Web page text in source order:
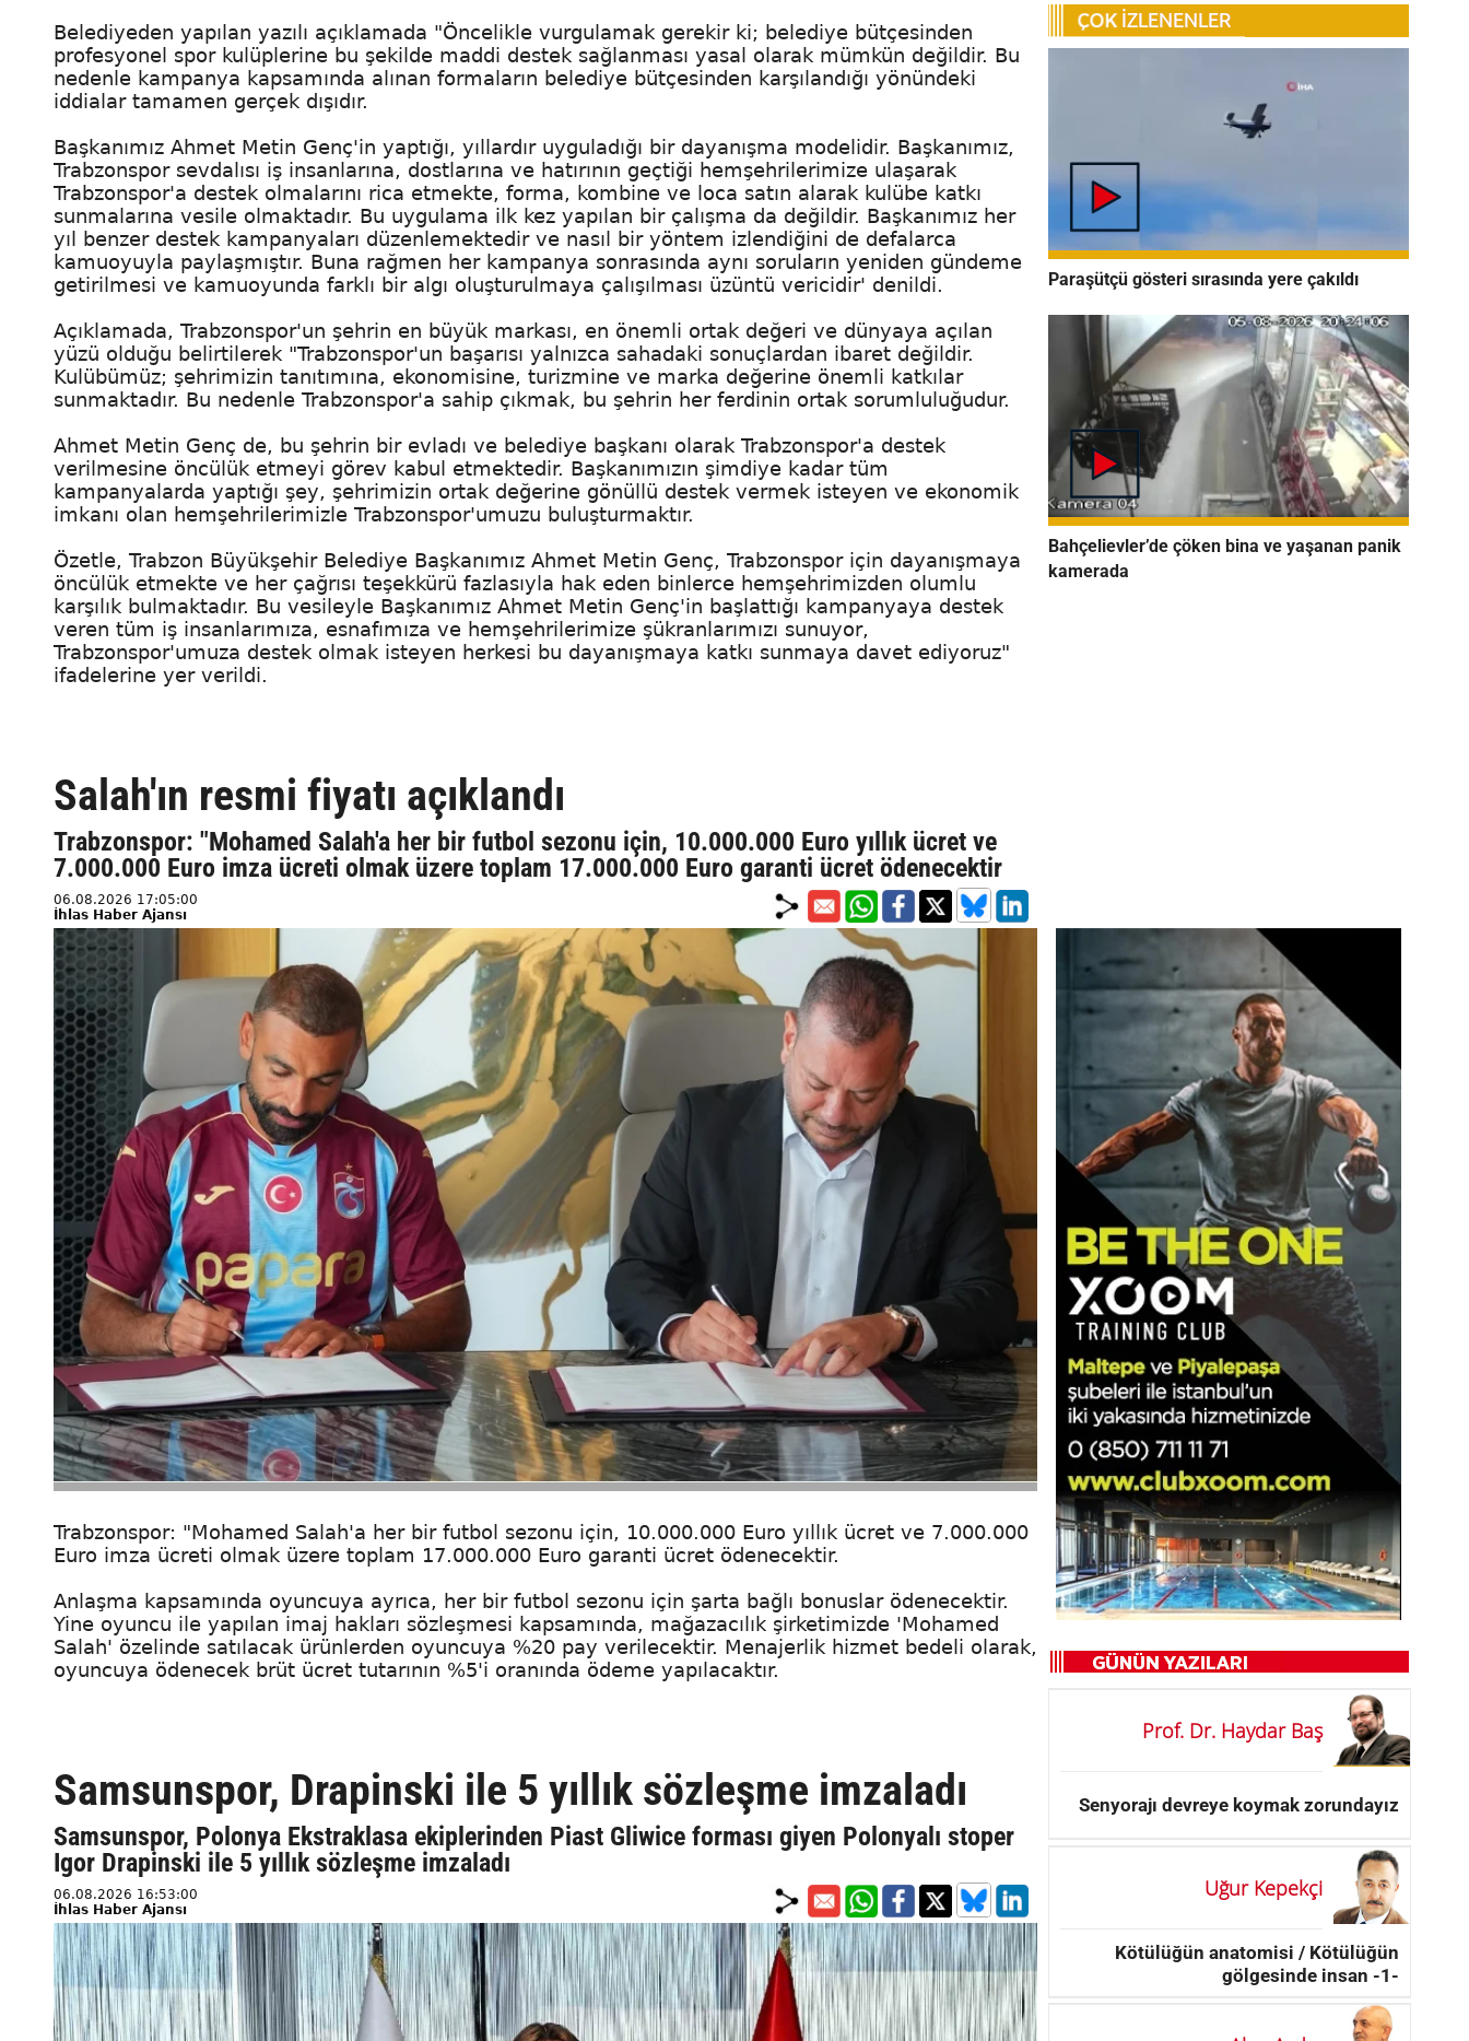
Belediyeden yapılan yazılı açıklamada "Öncelikle vurgulamak gerekir ki; belediye bütçesinden
profesyonel spor kulüplerine bu şekilde maddi destek sağlanması yasal olarak mümkün değildir. Bu
nedenle kampanya kapsamında alınan formaların belediye bütçesinden karşılandığı yönündeki
iddialar tamamen gerçek dışıdır.
Başkanımız Ahmet Metin Genç'in yaptığı, yıllardır uyguladığı bir dayanışma modelidir. Başkanımız,
Trabzonspor sevdalısı iş insanlarına, dostlarına ve hatırının geçtiği hemşehrilerimize ulaşarak
Trabzonspor'a destek olmalarını rica etmekte, forma, kombine ve loca satın alarak kulübe katkı
sunmalarına vesile olmaktadır. Bu uygulama ilk kez yapılan bir çalışma da değildir. Başkanımız her
yıl benzer destek kampanyaları düzenlemektedir ve nasıl bir yöntem izlendiğini de defalarca
kamuoyuyla paylaşmıştır. Buna rağmen her kampanya sonrasında aynı soruların yeniden gündeme
getirilmesi ve kamuoyunda farklı bir algı oluşturulmaya çalışılması üzüntü vericidir' denildi.
Açıklamada, Trabzonspor'un şehrin en büyük markası, en önemli ortak değeri ve dünyaya açılan
yüzü olduğu belirtilerek "Trabzonspor'un başarısı yalnızca sahadaki sonuçlardan ibaret değildir.
Kulübümüz; şehrimizin tanıtımına, ekonomisine, turizmine ve marka değerine önemli katkılar
sunmaktadır. Bu nedenle Trabzonspor'a sahip çıkmak, bu şehrin her ferdinin ortak sorumluluğudur.
Ahmet Metin Genç de, bu şehrin bir evladı ve belediye başkanı olarak Trabzonspor'a destek
verilmesine öncülük etmeyi görev kabul etmektedir. Başkanımızın şimdiye kadar tüm
kampanyalarda yaptığı şey, şehrimizin ortak değerine gönüllü destek vermek isteyen ve ekonomik
imkanı olan hemşehrilerimizle Trabzonspor'umuzu buluşturmaktır.
Özetle, Trabzon Büyükşehir Belediye Başkanımız Ahmet Metin Genç, Trabzonspor için dayanışmaya
öncülük etmekte ve her çağrısı teşekkürü fazlasıyla hak eden binlerce hemşehrimizden olumlu
karşılık bulmaktadır. Bu vesileyle Başkanımız Ahmet Metin Genç'in başlattığı kampanyaya destek
veren tüm iş insanlarımıza, esnafımıza ve hemşehrilerimize şükranlarımızı sunuyor,
Trabzonspor'umuza destek olmak isteyen herkesi bu dayanışmaya katkı sunmaya davet ediyoruz"
ifadelerine yer verildi.
Salah'ın resmi fiyatı açıklandı
Trabzonspor: "Mohamed Salah'a her bir futbol sezonu için, 10.000.000 Euro yıllık ücret ve
7.000.000 Euro imza ücreti olmak üzere toplam 17.000.000 Euro garanti ücret ödenecektir
06.08.2026 17:05:00
İhlas Haber Ajansı
Trabzonspor: "Mohamed Salah'a her bir futbol sezonu için, 10.000.000 Euro yıllık ücret ve 7.000.000
Euro imza ücreti olmak üzere toplam 17.000.000 Euro garanti ücret ödenecektir.
Anlaşma kapsamında oyuncuya ayrıca, her bir futbol sezonu için şarta bağlı bonuslar ödenecektir.
Yine oyuncu ile yapılan imaj hakları sözleşmesi kapsamında, mağazacılık şirketimizde 'Mohamed
Salah' özelinde satılacak ürünlerden oyuncuya %20 pay verilecektir. Menajerlik hizmet bedeli olarak,
oyuncuya ödenecek brüt ücret tutarının %5'i oranında ödeme yapılacaktır.
Samsunspor, Drapinski ile 5 yıllık sözleşme imzaladı
Samsunspor, Polonya Ekstraklasa ekiplerinden Piast Gliwice forması giyen Polonyalı stoper
Igor Drapinski ile 5 yıllık sözleşme imzaladı
06.08.2026 16:53:00
İhlas Haber Ajansı
Paraşütçü gösteri sırasında yere çakıldı
Bahçelievler’de çöken bina ve yaşanan panik
kamerada
Prof. Dr. Haydar Baş
Senyorajı devreye koymak zorundayız
Uğur Kepekçi
Kötülüğün anatomisi / Kötülüğün
gölgesinde insan -1-